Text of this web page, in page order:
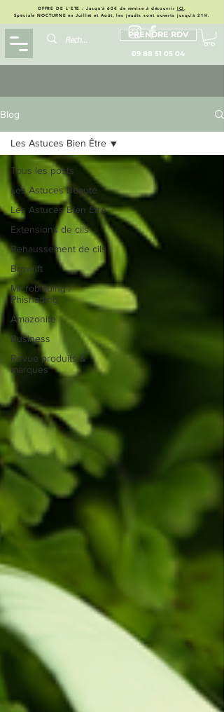
09 88 51 05 04
PRENDRE RDV
OFFRE DE L'ETE : Jusqu'à 60€ de remise à découvrir ICI.
Spéciale NOCTURNE en Juillet et Août, les jeudis sont ouverts jusqu'à 21H.
Blog
Tous les posts
Les Astuces Beauté
Les Astuces Bien Être
Extensions de cils
Rehaussement de cils
Browlift
Microblading /
Phishading
Amazonite
Business
Revue produits &
marques
Les Astuces Bien Être